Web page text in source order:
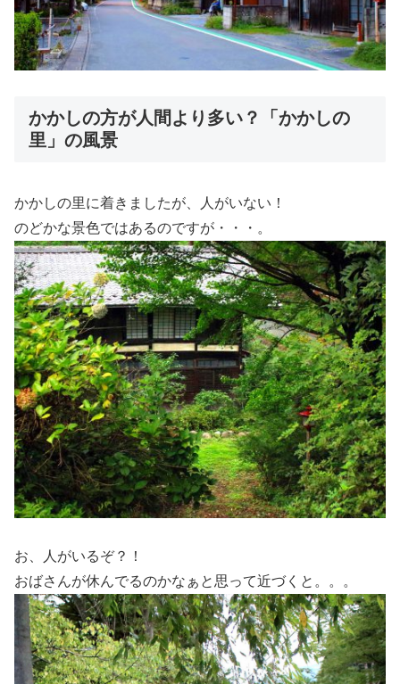
かかしの方が人間より多い？「かかしの
里」の風景
かかしの里に着きましたが、人がいない！
のどかな景色ではあるのですが・・・。
お、人がいるぞ？！
おばさんが休んでるのかなぁと思って近づくと。。。